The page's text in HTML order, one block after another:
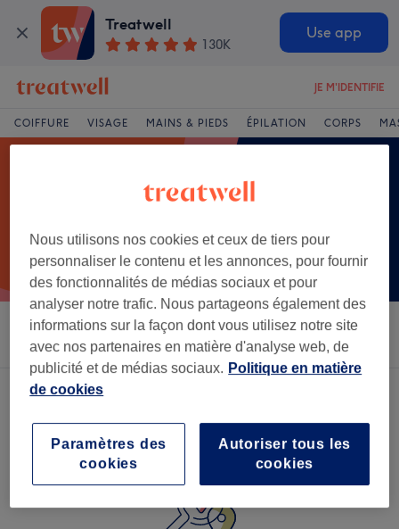
Treatwell
130K
Use app
JE M'IDENTIFIE
COIFFURE VISAGE MAINS & PIEDS ÉPILATION CORPS
Trier par Salons Offres Express Note
Nous utilisons nos cookies et ceux de tiers pour
personnaliser le contenu et les annonces, pour fournir
des fonctionnalités de médias sociaux et pour
analyser notre trafic. Nous partageons également des
informations sur la façon dont vous utilisez notre site
avec nos partenaires en matière d'analyse web, de
publicité et de médias sociaux. Politique en matière
de cookies
Autoriser tous les
cookies
Paramètres des
cookies